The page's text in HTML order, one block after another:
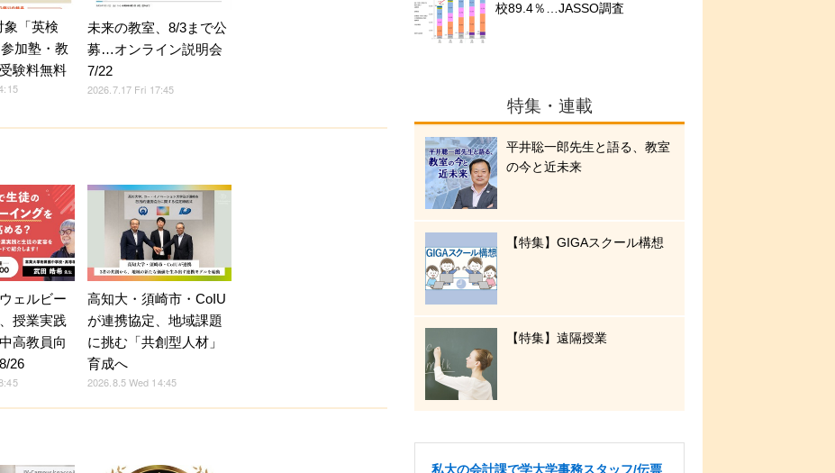
象「英検
加塾・教
験料無料
未来の教室、8/3まで公
募…オンライン説明会
7/22
2026.7.17 Fri 17:45
ェルビー
授業実践
高教員向
26
高知大・須崎市・CoIU
が連携協定、地域課題
に挑む「共創型人材」
育成へ
2026.8.5 Wed 14:45
校89.4％…JASSO調査
特集・連載
平井聡一郎先生と語る、教室
の今と近未来
【特集】GIGAスクール構想
【特集】遠隔授業
私大の会計課で学大学事務スタッフ/伝票